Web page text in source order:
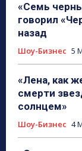
«Семь
говорил
назад
Шоу-Бизнес 5
«Лена, как
смерти
солнцем»
Шоу-Бизнес 4